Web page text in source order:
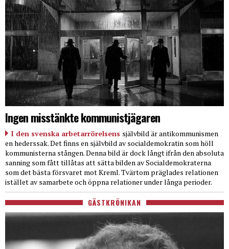
Ingen misstänkte kommunistjägaren
I den svenska arbetarrörelsens självbild är antikommunismen
en hederssak. Det finns en självbild av socialdemokratin som höll
kommunisterna stången. Denna bild är dock långt ifrån den absoluta
sanning som fått tillåtas att sätta bilden av Socialdemokraterna
som det bästa försvaret mot Kreml. Tvärtom präglades relationen
istället av samarbete och öppna relationer under långa perioder.
GÄSTKRÖNIKAN